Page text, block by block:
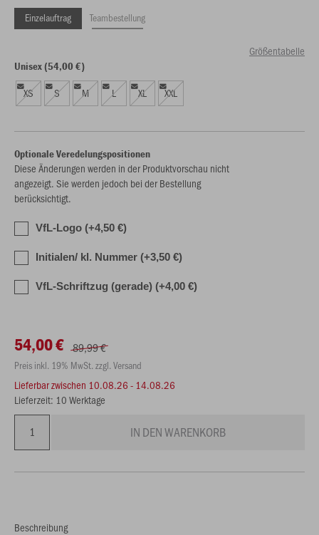
Einzelauftrag Teambestellung
Größentabelle
Unisex (54,00 €)
XS S M L XL XXL
Optionale Veredelungspositionen
Diese Änderungen werden in der Produktvorschau nicht
angezeigt. Sie werden jedoch bei der Bestellung
berücksichtigt.
VfL-Logo (+4,50 €)
Initialen/ kl. Nummer (+3,50 €)
VfL-Schriftzug (gerade) (+4,00 €)
54,00 € 89,99 €
Preis inkl. 19% MwSt. zzgl. Versand
Lieferbar zwischen 10.08.26 - 14.08.26
Lieferzeit: 10 Werktage
IN DEN WARENKORB
Beschreibung